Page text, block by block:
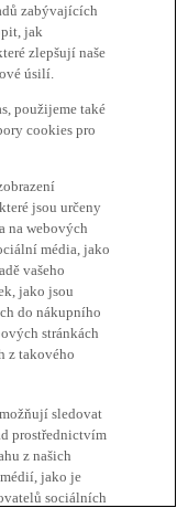
zabývajících
jak
zlepšují naše
úsilí.
použijeme také
cookies pro
jsou určeny
na webových
média, jako
vašeho
jako jsou
do nákupního
stránkách
z takového
sledovat
prostřednictvím
z našich
jako je
sociálních